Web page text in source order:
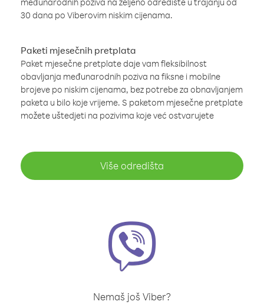
30 dana po Viberovim niskim cijenama.
Paketi mjesečnih pretplata
Paket mjesečne pretplate daje vam fleksibilnost
obavljanja međunarodnih poziva na fiksne i mobilne
brojeve po niskim cijenama, bez potrebe za obnavljanjem
paketa u bilo koje vrijeme. S paketom mjesečne pretplate
možete uštedjeti na pozivima koje već ostvarujete
Više odredišta
Nemaš još Viber?